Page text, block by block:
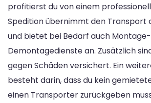
profitierst du von einem
Spedition übernimmt den Transport
und bietet bei Bedarf auch
Demontagedienste an. Zusätzlich
gegen Schäden versichert. Ein
besteht darin, dass du kein
einen Transporter zurückgeben